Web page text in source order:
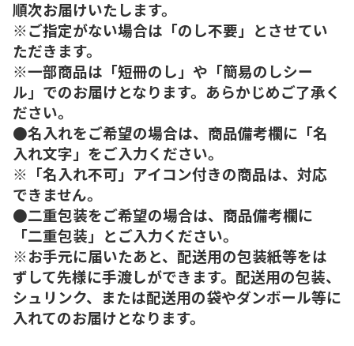
順次お届けいたします。
※ご指定がない場合は「のし不要」とさせてい
ただきます。
※一部商品は「短冊のし」や「簡易のしシー
ル」でのお届けとなります。あらかじめご了承く
ださい。
●名入れをご希望の場合は、商品備考欄に「名
入れ文字」をご入力ください。
※「名入れ不可」アイコン付きの商品は、対応
できません。
●二重包装をご希望の場合は、商品備考欄に
「二重包装」とご入力ください。
※お手元に届いたあと、配送用の包装紙等をは
ずして先様に手渡しができます。配送用の包装、
シュリンク、または配送用の袋やダンボール等に
入れてのお届けとなります。